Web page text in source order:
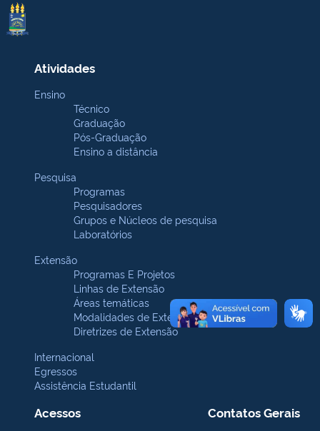
Atividades
Ensino
Técnico
Graduação
Pós-Graduação
Ensino a distância
Pesquisa
Programas
Pesquisadores
Grupos e Núcleos de pesquisa
Laboratórios
Extensão
Programas E Projetos
Linhas de Extensão
Áreas temáticas
Modalidades de Extensão
Diretrizes de Extensão
Internacional
Egressos
Assistência Estudantil
Acessos Contatos Gerais